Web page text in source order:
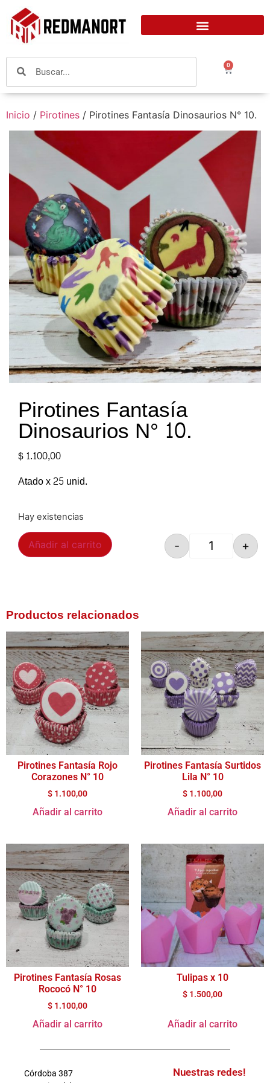
0
Inicio / Pirotines / Pirotines Fantasía Dinosaurios N° 10.
Pirotines Fantasía
Dinosaurios N° 10.
$1.100,00
Atado x 25 unid.
Hay existencias
- +
Añadir al carrito
Productos relacionados
Pirotines Fantasía Rojo
Corazones N° 10
$ 1.100,00
Añadir al carrito
Pirotines Fantasía Surtidos
Lila N° 10
$ 1.100,00
Añadir al carrito
Pirotines Fantasía Rosas
Rococó N° 10
$ 1.100,00
Añadir al carrito
Tulipas x 10
$ 1.500,00
Añadir al carrito
Córdoba 387
Nuestras redes!